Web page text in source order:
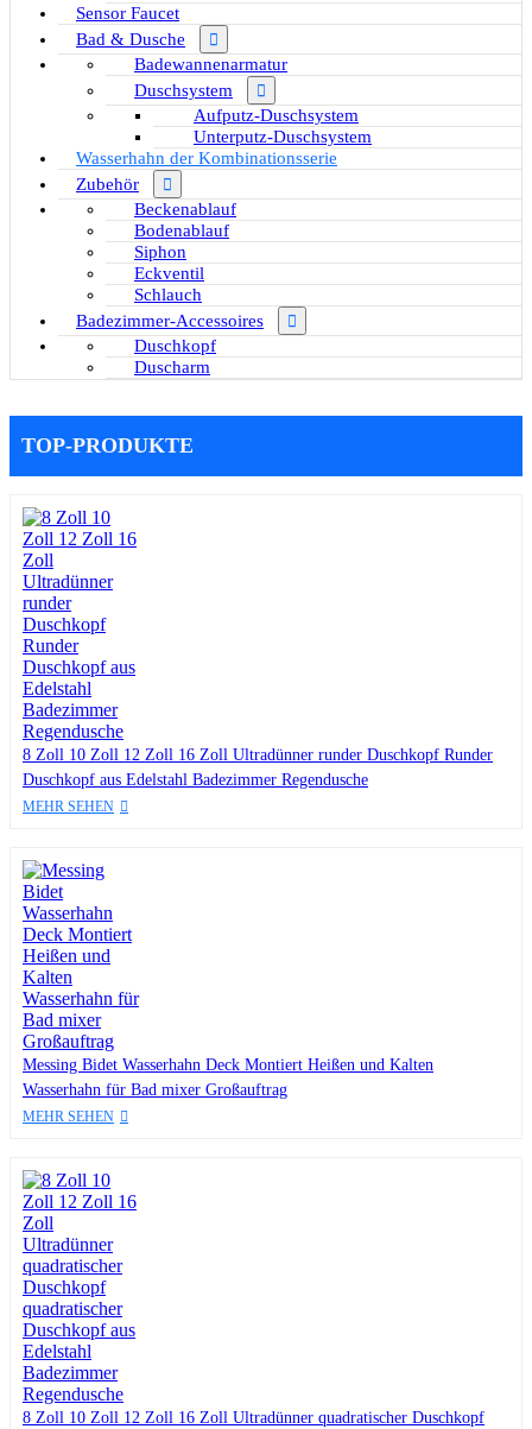
Sensor Faucet
Bad & Dusche
Badewannenarmatur
Duschsystem
Aufputz-Duschsystem
Unterputz-Duschsystem
Wasserhahn der Kombinationsserie
Zubehör
Beckenablauf
Bodenablauf
Siphon
Eckventil
Schlauch
Badezimmer-Accessoires
Duschkopf
Duscharm
TOP-PRODUKTE
8 Zoll 10 Zoll 12 Zoll 16 Zoll Ultradünner runder Duschkopf Runder
Duschkopf aus Edelstahl Badezimmer Regendusche
MEHR SEHEN
Messing Bidet Wasserhahn Deck Montiert Heißen und Kalten
Wasserhahn für Bad mixer Großauftrag
MEHR SEHEN
8 Zoll 10 Zoll 12 Zoll 16 Zoll Ultradünner quadratischer Duschkopf